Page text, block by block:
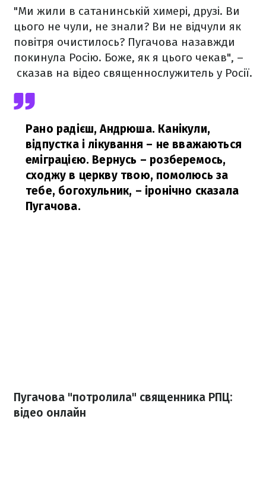
"Ми жили в сатанинській химері, друзі. Ви
цього не чули, не знали? Ви не відчули як
повітря очистилось? Пугачова назавжди
покинула Росію. Боже, як я цього чекав", –
сказав на відео священнослужитель у Росії.
Рано радієш, Андрюша. Канікули,
відпустка і лікування – не вважаються
еміграцією. Вернусь – розберемось,
сходжу в церкву твою, помолюсь за
тебе, богохульник, – іронічно сказала
Пугачова.
Пугачова "потролила" священника РПЦ:
відео онлайн